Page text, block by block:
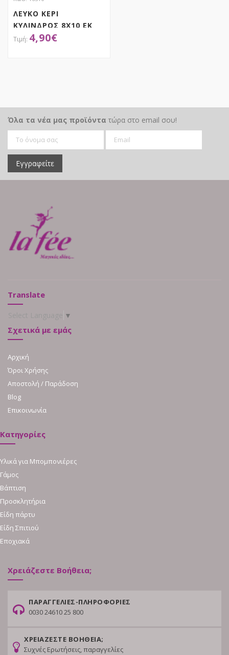
ΛΕΥΚΟ ΚΕΡΙ
ΚΥΛΙΝΔΡΟΣ 8Χ10 ΕΚ
4,90€
Όλα τα νέα μας προϊόντα τώρα στο email σου!
Εγγραφείτε
Translate
▼
Σχετικά με εμάς
Αρχική
Όροι Χρήσης
Αποστολή / Παράδοση
Blog
Επικοινωνία
Κατηγορίες
Υλικά για Μπομπονιέρες
Γάμος
Βάπτιση
Προσκλητήρια
Είδη πάρτυ
Είδη Σπιτιού
Εποχιακά
Χρειάζεστε Βοήθεια;
ΠΑΡΑΓΓΕΛΙΕΣ-ΠΛΗΡΟΦΟΡΙΕΣ
0030 24610 25 800
ΧΡΕΙΑΖΕΣΤΕ ΒΟΗΘΕΙΑ;
Συχνές Ερωτήσεις, παραγγελίες